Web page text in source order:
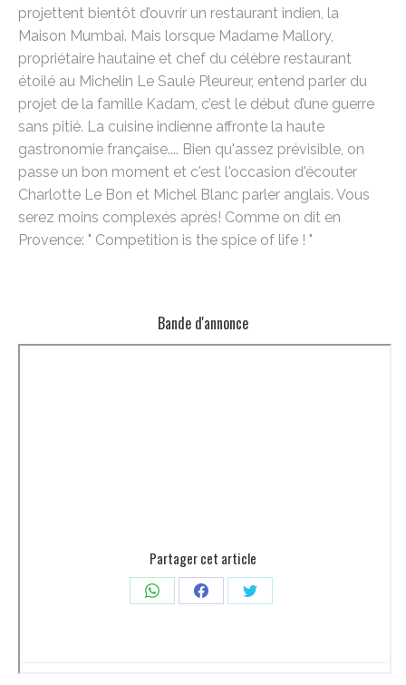
projettent bientôt d’ouvrir un restaurant indien, la
Maison Mumbai. Mais lorsque Madame Mallory,
propriétaire hautaine et chef du célèbre restaurant
étoilé au Michelin Le Saule Pleureur, entend parler du
projet de la famille Kadam, c’est le début d’une guerre
sans pitié. La cuisine indienne affronte la haute
gastronomie française.... Bien qu'assez prévisible, on
passe un bon moment et c'est l'occasion d'écouter
Charlotte Le Bon et Michel Blanc parler anglais. Vous
serez moins complexés après! Comme on dit en
Provence: " Competition is the spice of life ! "
Bande d'annonce
Partager cet article
PartagerPartagerPartager